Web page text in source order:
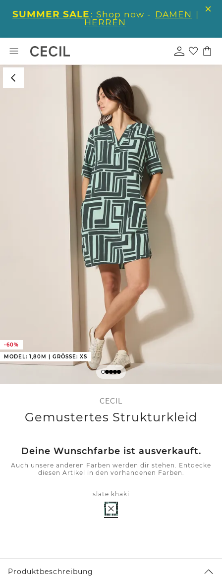
SUMMER SALE : Shop now - DAMEN |
HERREN
-60%
MODEL: 1,80M | GRÖSSE: XS
CECIL
Gemustertes Strukturkleid
Deine Wunschfarbe ist ausverkauft.
Auch unsere anderen Farben werden dir stehen. Entdecke
diesen Artikel in den vorhandenen Farben.
slate khaki
Produktbeschreibung